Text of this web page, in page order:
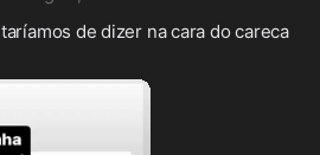
de dizer na cara do careca